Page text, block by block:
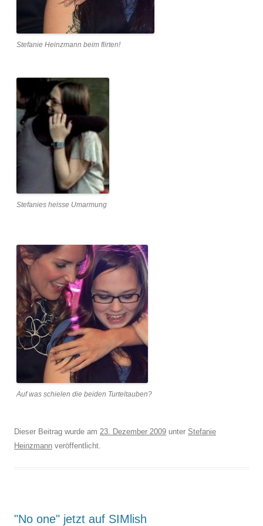
Stefanie Heinzmann beim flirten!
Stefanies heisse Umarmung
Auf was schielen die beiden Turteltauben?
Dieser Beitrag wurde am 23. Dezember 2009 unter Stefanie
Heinzmann veröffentlicht.
"No one" jetzt auf SIMlish